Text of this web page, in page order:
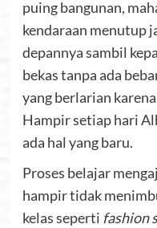
puing bangunan,
kendaraan menutup
depannya sambil
bekas tanpa ada
yang berlarian
Hampir setiap hari
ada hal yang baru.
Proses belajar
hampir tidak
kelas seperti fashion